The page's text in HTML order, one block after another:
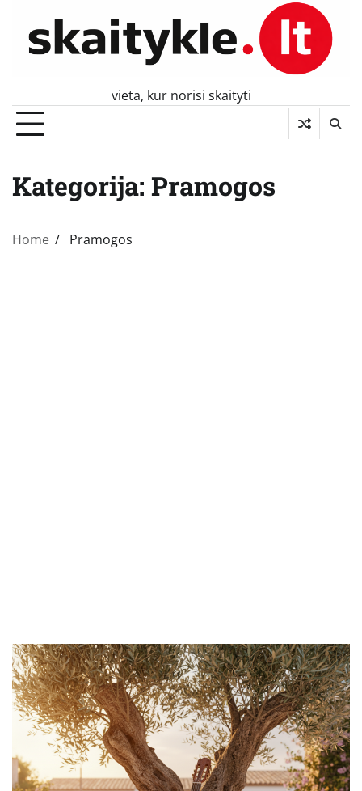
content
vieta, kur norisi skaityti
Kategorija: Pramogos
Home Pramogos